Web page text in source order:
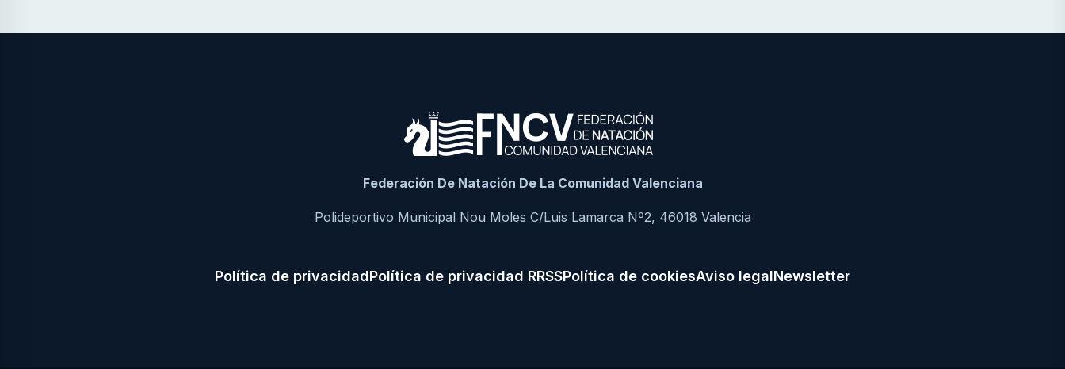
Federación De Natación De La Comunidad Valenciana
Polideportivo Municipal Nou Moles C/Luis Lamarca Nº2, 46018 Valencia
Política de privacidadPolítica de privacidad RRSSPolítica de cookiesAviso legalNewsletter